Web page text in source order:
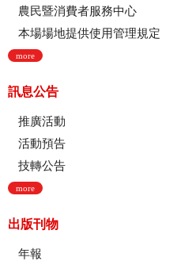
農民暨消費者服務中心
本場場地提供使用管理規定
more
訊息公告
推廣活動
活動預告
技轉公告
more
出版刊物
年報